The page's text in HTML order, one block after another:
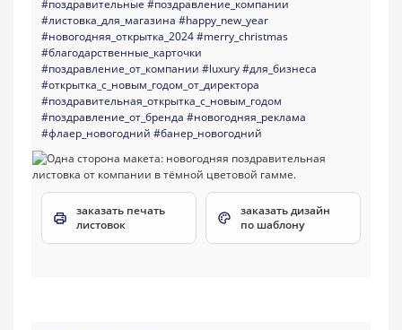
#поздравительные #поздравление_компании
#листовка_для_магазина #happy_new_year
#новогодняя_открытка_2024#merry_christmas
#благодарственные_карточки
#поздравление_от_компании #luxury#для_бизнеса
#открытка_с_новым_годом_от_директора
#поздравительная_открытка_с_новым_годом
#поздравление_от_бренда #новогодняя_реклама
#флаер_новогодний #банер_новогодний
заказать печать
листовок
заказать дизайн
по шаблону